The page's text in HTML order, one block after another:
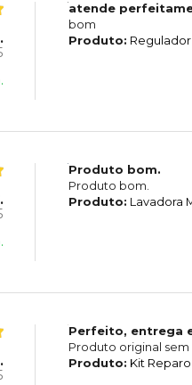
atende
bom
Produto: Regulador
Produto bom.
Produto bom.
Produto: Lavadora
Perfeito, entrega
Produto original
Produto: Kit Reparo